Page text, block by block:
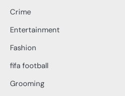
Crime
Entertainment
Fashion
fifa football
Grooming